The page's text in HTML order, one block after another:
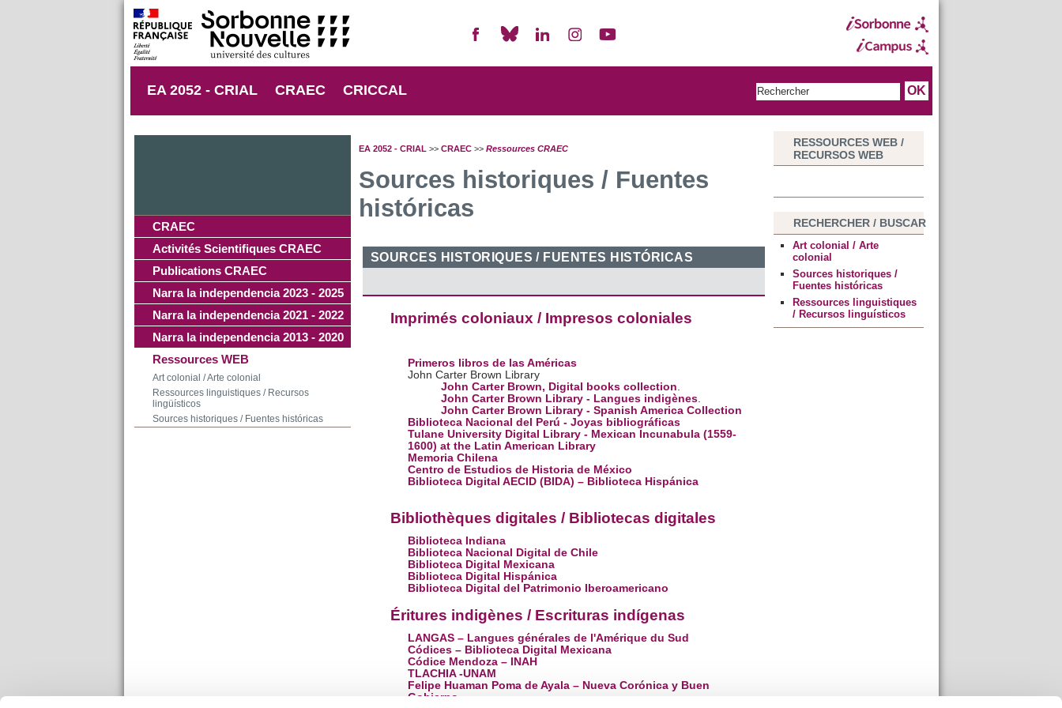
EA 2052 - CRIAL CRAEC CRICCAL
CRAEC
Activités Scientifiques CRAEC
Publications CRAEC
Narra la independencia 2023 - 2025
Narra la independencia 2021 - 2022
Narra la independencia 2013 - 2020
Ressources WEB
Art colonial / Arte colonial
Ressources linguistiques / Recursos
lingüísticos
Sources historiques / Fuentes históricas
EA 2052 - CRIAL >> CRAEC>> Ressources CRAEC
Sources historiques / Fuentes
históricas
SOURCES HISTORIQUES / FUENTES HISTÓRICAS
Imprimés coloniaux / Impresos coloniales
Primeros libros de las Américas
John Carter Brown Library
John Carter Brown, Digital books collection.
John Carter Brown Library - Langues indigènes.
John Carter Brown Library - Spanish America Collection
Biblioteca Nacional del Perú - Joyas bibliográficas
Tulane University Digital Library - Mexican Incunabula (1559-
1600) at the Latin American Library
Memoria Chilena
Centro de Estudios de Historia de México
Biblioteca Digital AECID (BIDA) – Biblioteca Hispánica
Bibliothèques digitales / Bibliotecas digitales
Biblioteca Indiana
Biblioteca Nacional Digital de Chile
Biblioteca Digital Mexicana
Biblioteca Digital Hispánica
Biblioteca Digital del Patrimonio Iberoamericano
Éritures indigènes / Escrituras indígenas
LANGAS – Langues générales de l'Amérique du Sud
Códices – Biblioteca Digital Mexicana
Códice Mendoza – INAH
TLACHIA -UNAM
Felipe Huaman Poma de Ayala – Nueva Corónica y Buen
Gobierno
RESSOURCES WEB /
RECURSOS WEB
RECHERCHER / BUSCAR
Art colonial / Arte
colonial
Sources historiques /
Fuentes históricas
Ressources linguistiques
/ Recursos linguísticos